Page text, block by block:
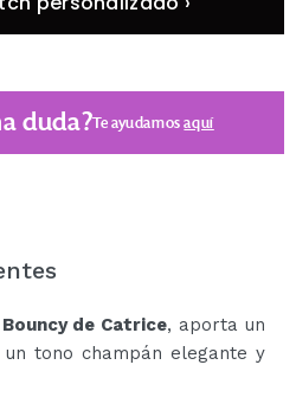
duda?Te ayudamosaquí
de Catrice, aporta un
tono champán elegante y
polvo se funde a la